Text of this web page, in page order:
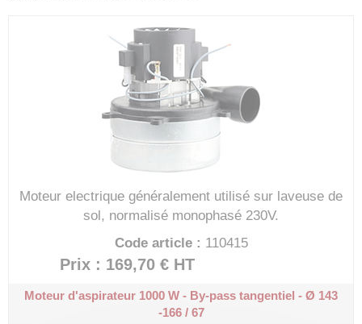
Moteur electrique généralement utilisé sur laveuse de
sol, normalisé monophasé 230V.
Code article : 110415
Prix : 169,70 € HT
Moteur d'aspirateur 1000 W - By-pass tangentiel - Ø 143
-166 / 67